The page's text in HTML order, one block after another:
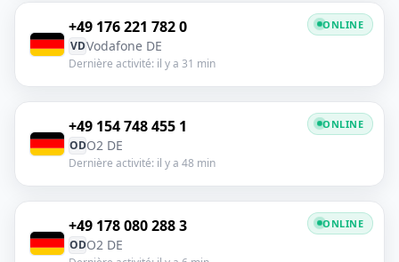
+49 176 221 782 0
VDVodafone DE
Dernière activité: il y a 31 min
ONLINE
+49 154 748 455 1
ODO2 DE
Dernière activité: il y a 48 min
ONLINE
+49 178 080 288 3
ODO2 DE
ONLINE